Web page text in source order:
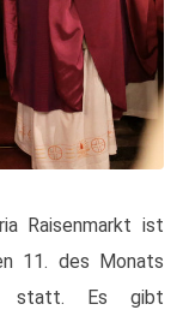
Raisenmarkt ist
11. des Monats
statt. Es gibt